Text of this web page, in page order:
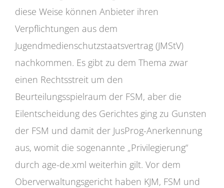
diese Weise können Anbieter ihren
Verpflichtungen aus dem
Jugendmedienschutzstaatsvertrag (JMStV)
nachkommen. Es gibt zu dem Thema zwar
einen Rechtsstreit um den
Beurteilungsspielraum der FSM, aber die
Eilentscheidung des Gerichtes ging zu Gunsten
der FSM und damit der JusProg-Anerkennung
aus, womit die sogenannte „Privilegierung“
durch age-de.xml weiterhin gilt. Vor dem
Oberverwaltungsgericht haben KJM, FSM und